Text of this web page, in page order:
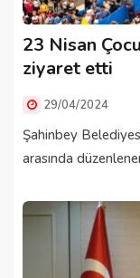
23 Nisan
ziyaret etti
29/04/2024
Şahinbey
arasında